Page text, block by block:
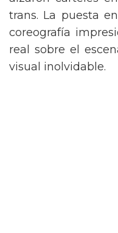
alzaron carteles
trans. La puesta
coreografía
real sobre el